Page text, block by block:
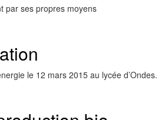
par ses propres moyens
le 12 mars 2015 au lycée d’Ondes.